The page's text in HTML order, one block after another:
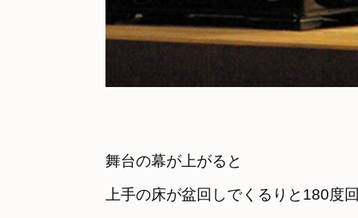
舞台の幕が上がると
上手の床が盆回しでくるりと180